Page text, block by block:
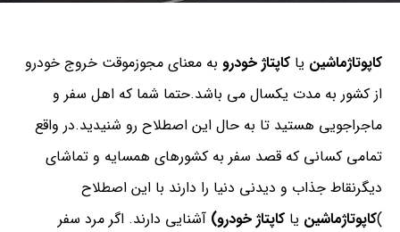
کاپوتاژماشین یا کاپتاژ خودرو به معنای مجوزموقت خروج خودرو
از کشور به مدت یکسال می باشد.حتما شما که اهل سفر و
ماجراجویی هستید تا به حال این اصطلاح رو شنیدید.در واقع
تمامی کسانی که قصد سفر به کشورهای همسایه و تماشای
دیگرنقاط جذاب و دیدنی دنیا را دارند با این اصطلاح
)کاپوتاژماشین یا کاپتاژ خودرو) آشنایی دارند. اگر مرد سفر